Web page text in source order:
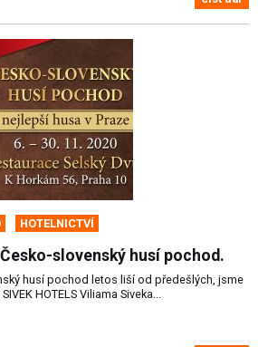
HOTELNICTVÍ
slovenský husí pochod.
husí pochod letos liší od předešlých, jsme
HOTELS Viliama Siveka...